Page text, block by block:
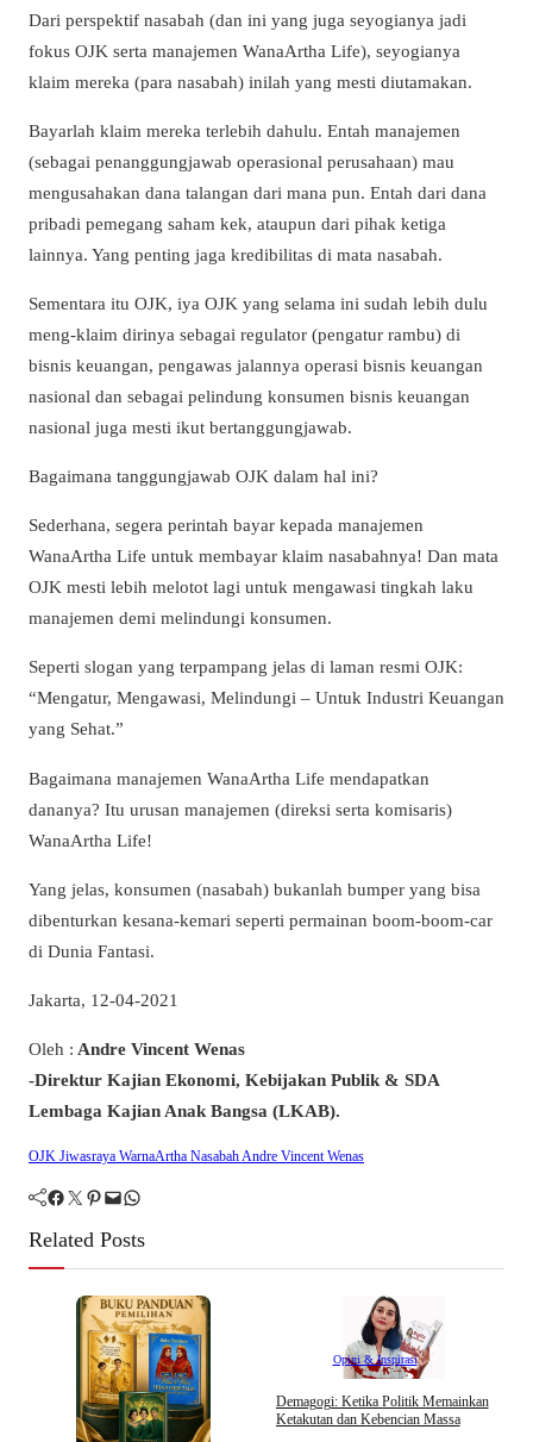
Dari perspektif nasabah (dan ini yang juga seyogianya jadi
fokus OJK serta manajemen WanaArtha Life), seyogianya
klaim mereka (para nasabah) inilah yang mesti diutamakan.
Bayarlah klaim mereka terlebih dahulu. Entah manajemen
(sebagai penanggungjawab operasional perusahaan) mau
mengusahakan dana talangan dari mana pun. Entah dari dana
pribadi pemegang saham kek, ataupun dari pihak ketiga
lainnya. Yang penting jaga kredibilitas di mata nasabah.
Sementara itu OJK, iya OJK yang selama ini sudah lebih dulu
meng-klaim dirinya sebagai regulator (pengatur rambu) di
bisnis keuangan, pengawas jalannya operasi bisnis keuangan
nasional dan sebagai pelindung konsumen bisnis keuangan
nasional juga mesti ikut bertanggungjawab.
Bagaimana tanggungjawab OJK dalam hal ini?
Sederhana, segera perintah bayar kepada manajemen
WanaArtha Life untuk membayar klaim nasabahnya! Dan mata
OJK mesti lebih melotot lagi untuk mengawasi tingkah laku
manajemen demi melindungi konsumen.
Seperti slogan yang terpampang jelas di laman resmi OJK:
“Mengatur, Mengawasi, Melindungi – Untuk Industri Keuangan
yang Sehat.”
Bagaimana manajemen WanaArtha Life mendapatkan
dananya? Itu urusan manajemen (direksi serta komisaris)
WanaArtha Life!
Yang jelas, konsumen (nasabah) bukanlah bumper yang bisa
dibenturkan kesana-kemari seperti permainan boom-boom-car
di Dunia Fantasi.
Jakarta, 12-04-2021
Oleh : Andre Vincent Wenas
-Direktur Kajian Ekonomi, Kebijakan Publik & SDA
Lembaga Kajian Anak Bangsa (LKAB).
OJK Jiwasraya WarnaArtha Nasabah Andre Vincent Wenas
Facebook Twitter Pinterest Mail WhatsApp
Related Posts
Opini & Inspirasi
Demagogi: Ketika Politik Memainkan
Ketakutan dan Kebencian Massa